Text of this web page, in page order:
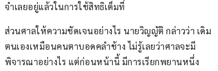
จำเลยอยู่แล้วในการใช้สิทธิเต็มที่
ส่วนศาลให้ความชัดเจนอย่างไร นายวิญญัติ กล่าวว่า เดิม
ตนเองเหมือนคนตาบอดคลำช้าง ไม่รู้เลยว่าศาลจะมี
พิจารณาอย่างไร แต่ก่อนหน้านี้ มีการเรียกพยานหนึ่ง